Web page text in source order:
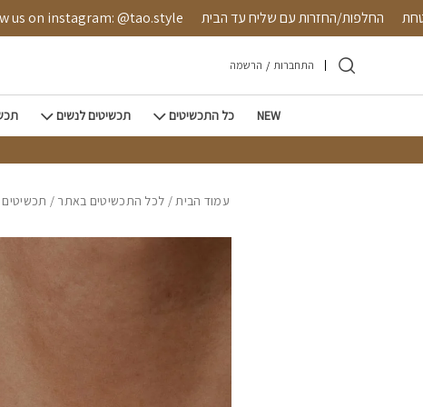
Skip to Content
מאובטחת החלפות/החזרות עם שליח עד הבית instagram: @tao.style
התחברות / הרשמה
NEW כל התכשיטים תכשיטים לנשים
עמוד הבית/ לכל התכשיטים באתר / תכשיטים
בחזרה למעלה